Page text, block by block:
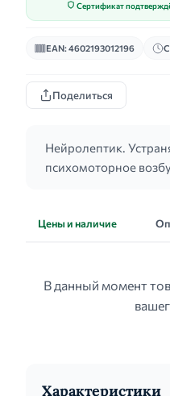
Сертификат
EAN: 4602193012196
Поделиться
Нейролептик.
психомоторное
Цены и наличие
В данный момент
Характеристики